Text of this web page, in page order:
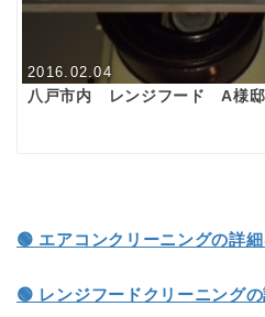
2016.02.04
八戸市内 レンジフード A様邸
🟢 エアコンクリーニングの詳
🟢 レンジフードクリーニング